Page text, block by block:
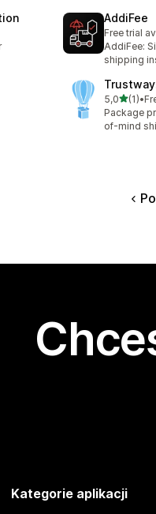
AddiFee
Free trial
AddiFee:
shipping
5,0na 5
(1)
Łączna •
Package
of-mind
Kategorie aplikacji